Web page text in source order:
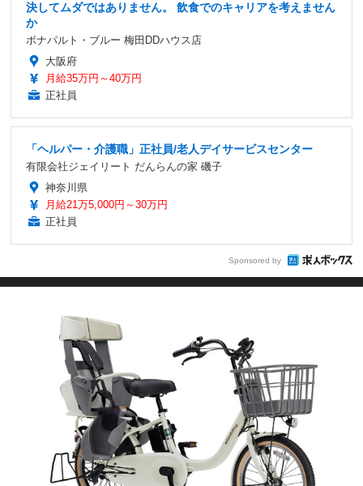
決してムダではありません。 飲食でのキャリアを考えません
か
ボナパルト・ブルー 梅田DDハウス店
大阪府
月給35万円～40万円
正社員
「ヘルパー・介護職」正社員/老人デイサービスセンター
有限会社ジェイリート だんらんの家 磯子
神奈川県
月給21万5,000円～30万円
正社員
Sponsored by